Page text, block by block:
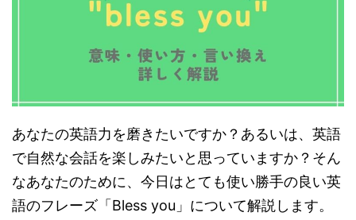
あなたの英語力を磨きたいですか？あるいは、英語
で自然な会話を楽しみたいと思っていますか？そん
なあなたのために、今日はとても使い勝手の良い英
語のフレーズ「Bless you」について解説します。